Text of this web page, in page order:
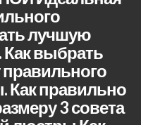
лучшую
выбрать
Как правильно
3 совета